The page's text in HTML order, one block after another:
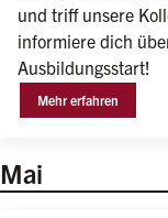
und triff unsere
informiere dich
Ausbildungsstart!
Mehr erfahren
Mai